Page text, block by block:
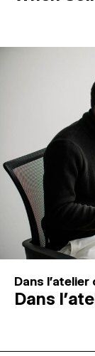
Dans l'atelier
Dans